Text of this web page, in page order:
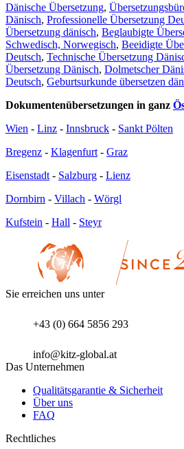
Dänische Übersetzung,
Dänisch, Professionelle Übersetzung
Übersetzung dänisch, Beglaubigte
Schwedisch, Norwegisch, Beeidigte
Deutsch, Technische Übersetzung
Übersetzung Dänisch, Dolmetscher
Deutsch, Geburtsurkunde übersetzen
Dokumentenübersetzungen in ganz
Wien - Linz - Innsbruck - Sankt Pölten
Bregenz - Klagenfurt - Graz
Eisenstadt - Salzburg - Lienz
Dornbirn - Villach - Wörgl
Kufstein - Hall - Steyr
Sie erreichen uns unter
+43 (0) 664 5856 293
info@kitz-global.at
Das Unternehmen
Qualitätsgarantie & Sicherheit
Über uns
FAQ
Rechtliches